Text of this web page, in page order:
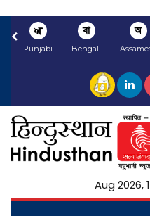
অ
বা
Bengali
ਅ
Punjabi